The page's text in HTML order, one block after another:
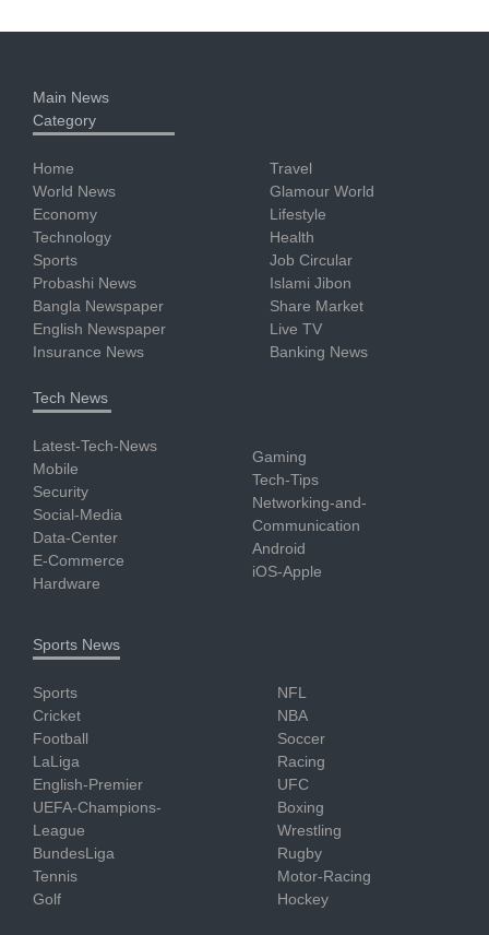
Main News
Category
Home
World News
Economy
Technology
Sports
Probashi News
Bangla Newspaper
English Newspaper
Insurance News
Travel
Glamour World
Lifestyle
Health
Job Circular
Islami Jibon
Share Market
Live TV
Banking News
Tech News
Latest-Tech-News
Mobile
Security
Social-Media
Data-Center
E-Commerce
Hardware
Gaming
Tech-Tips
Networking-and-
Communication
Android
iOS-Apple
Sports News
Sports
Cricket
Football
LaLiga
English-Premier
UEFA-Champions-
League
BundesLiga
Tennis
Golf
NFL
NBA
Soccer
Racing
UFC
Boxing
Wrestling
Rugby
Motor-Racing
Hockey